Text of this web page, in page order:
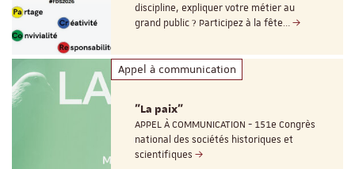
discipline, expliquer votre métier au
grand public ? Participez à la fête…
Appel à communication
"La paix"
APPEL À COMMUNICATION - 151e Congrès
national des sociétés historiques et
scientifiques